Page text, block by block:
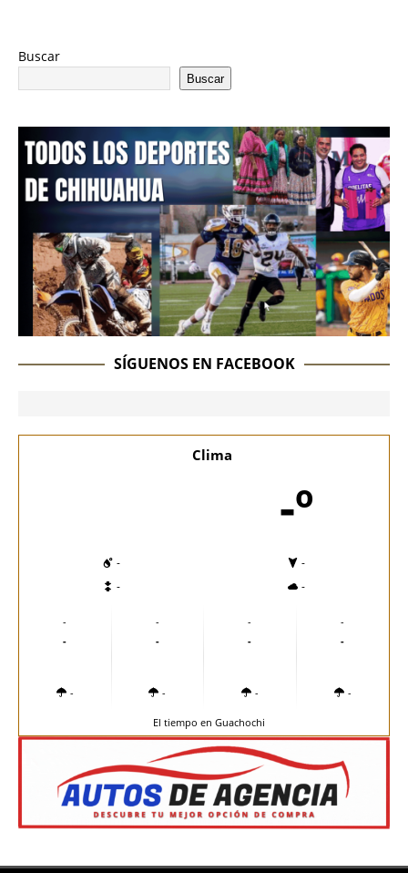
Buscar
Buscar
SÍGUENOS EN FACEBOOK
Clima
-º
-
-
-
-
-
-
-
-
-
-
-
-
-
-
-
-
El tiempo en Guachochi